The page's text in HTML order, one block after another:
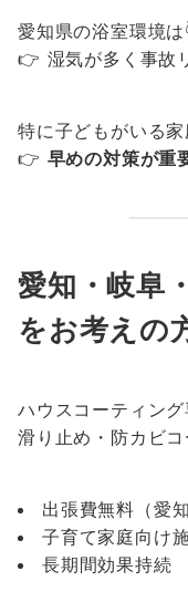
愛知県の浴室環境は
👉 湿気が多く事故
特に子どもがいる家
👉 早めの対策が重
愛知・岐阜
をお考えの
ハウスコーティング
滑り止め・防カビ
出張費無料（愛
子育て家庭向け
長期間効果持続